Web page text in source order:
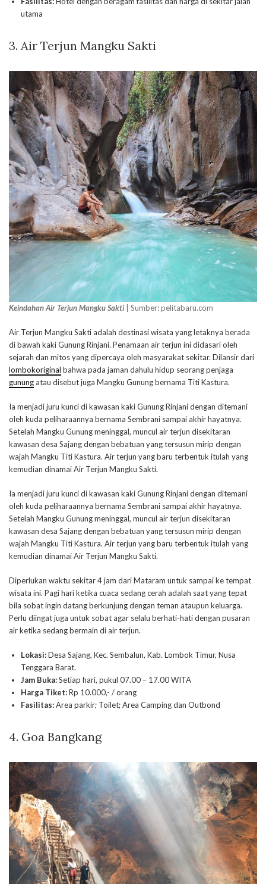
utama
3. Air Terjun Mangku Sakti
Keindahan Air Terjun Mangku Sakti | Sumber: pelitabaru.com
Air Terjun Mangku Sakti adalah destinasi wisata yang letaknya berada
di bawah kaki Gunung Rinjani. Penamaan air terjun ini didasari oleh
sejarah dan mitos yang dipercaya oleh masyarakat sekitar. Dilansir dari
lombokoriginal bahwa pada jaman dahulu hidup seorang penjaga
gunungatau disebut juga Mangku Gunung bernama Titi Kastura.
Ia menjadi juru kunci di kawasan kaki Gunung Rinjani dengan ditemani
oleh kuda peliharaannya bernama Sembrani sampai akhir hayatnya.
Setelah Mangku Gunung meninggal, muncul air terjun disekitaran
kawasan desa Sajang dengan bebatuan yang tersusun mirip dengan
wajah Mangku Titi Kastura. Air terjun yang baru terbentuk itulah yang
kemudian dinamai Air Terjun Mangku Sakti.
Ia menjadi juru kunci di kawasan kaki Gunung Rinjani dengan ditemani
oleh kuda peliharaannya bernama Sembrani sampai akhir hayatnya.
Setelah Mangku Gunung meninggal, muncul air terjun disekitaran
kawasan desa Sajang dengan bebatuan yang tersusun mirip dengan
wajah Mangku Titi Kastura. Air terjun yang baru terbentuk itulah yang
kemudian dinamai Air Terjun Mangku Sakti.
Diperlukan waktu sekitar 4 jam dari Mataram untuk sampai ke tempat
wisata ini. Pagi hari ketika cuaca sedang cerah adalah saat yang tepat
bila sobat ingin datang berkunjung dengan teman ataupun keluarga.
Perlu diingat juga untuk sobat agar selalu berhati-hati dengan pusaran
air ketika sedang bermain di air terjun.
Lokasi:Desa Sajang, Kec. Sembalun, Kab. Lombok Timur, Nusa
Tenggara Barat.
Jam Buka:Setiap hari, pukul 07.00 – 17.00 WITA
Harga Tiket:Rp 10.000,- / orang
Fasilitas:Area parkir; Toilet; Area Camping dan Outbond
4. Goa Bangkang